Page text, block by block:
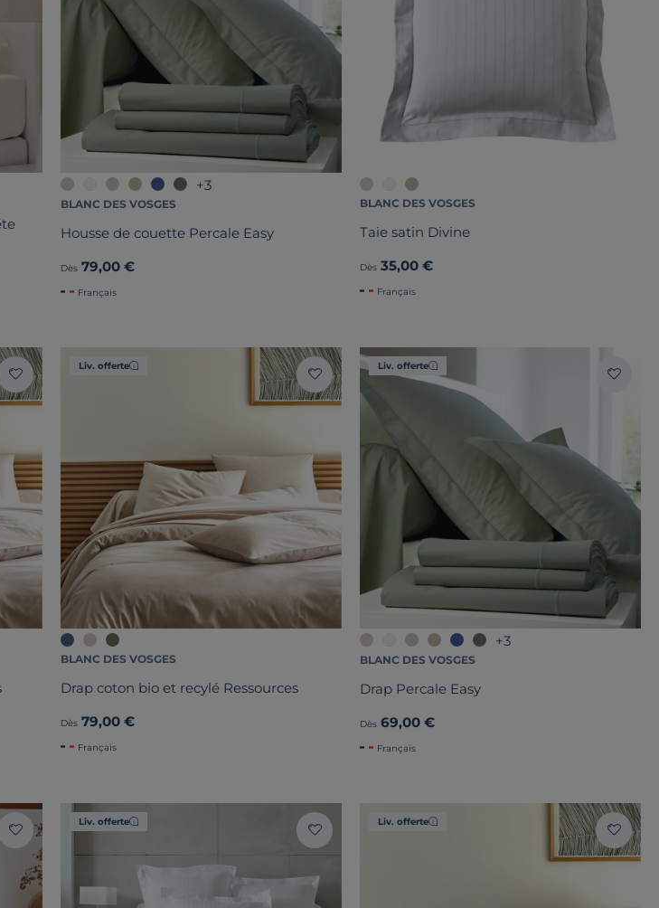
+3
BLANC DES VOSGES
Housse de couette Percale Easy
Dès 79,00 €
Français
BLANC DES VOSGES
Taie satin Divine
Dès 35,00 €
Français
Liv. offerte
BLANC DES VOSGES
Drap coton bio et recylé Ressources
Dès 79,00 €
Français
Liv. offerte
+3
BLANC DES VOSGES
Drap Percale Easy
Dès 69,00 €
Français
Liv. offerte Liv. offerte